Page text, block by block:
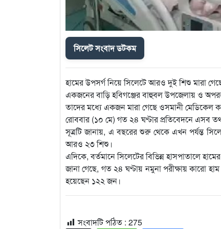
সিলেট সংবাদ ডটকম
হামের উপসর্গ নিয়ে সিলেটে আরও দুই শিশু মারা
একজনের বাড়ি হবিগঞ্জের বাহুবল উপজেলায় ও
তাদের মধ্যে একজন মারা গেছে ওসমানী
রোববার (১০ মে) গত ২৪ ঘণ্টার প্রতিবেদনে এসব তথ্য
সূত্রটি জানায়, এ বছরের শুরু থেকে এখন পর্যন্ত
আরও ২৩ শিশু।
এদিকে, বর্তমানে সিলেটের বিভিন্ন হাসপাতালে
জানা গেছে, গত ২৪ ঘণ্টায় নমুনা পরীক্ষায় কারো
হয়েছেন ১২২ জন।
সংবাদটি পঠিত : 275